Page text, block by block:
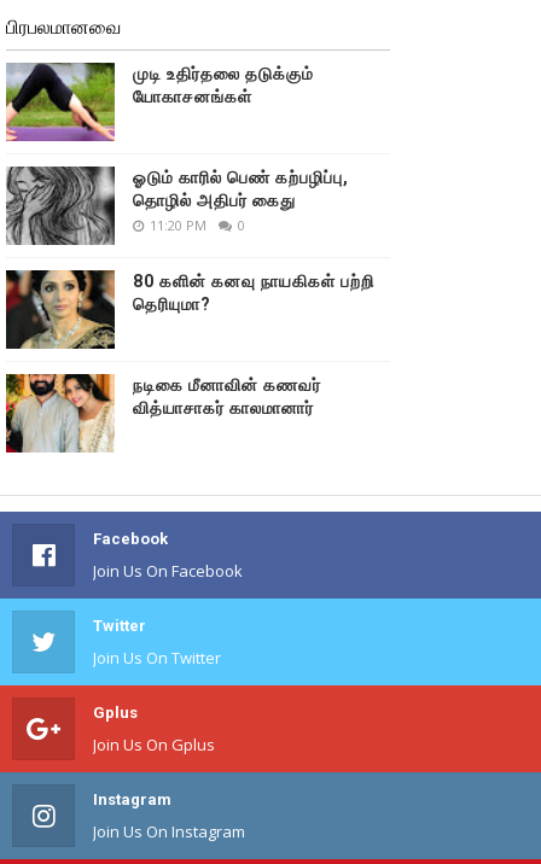
பிரபலமானவை
முடி உதிர்தலை தடுக்கும்
யோகாசனங்கள்
ஓடும் காரில் பெண் கற்பழிப்பு,
தொழில் அதிபர் கைது
11:20 PM 0
80 களின் கனவு நாயகிகள் பற்றி
தெரியுமா?
நடிகை மீனாவின் கணவர்
வித்யாசாகர் காலமானார்
Facebook
Join Us On Facebook
Twitter
Join Us On Twitter
Gplus
Join Us On Gplus
Instagram
Join Us On Instagram